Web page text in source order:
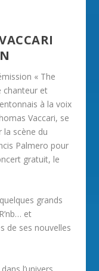
« The
chanteur et
à la voix
Vaccari, se
la scène du
Palmero pour
gratuit, le
grands
et
de ses nouvelles